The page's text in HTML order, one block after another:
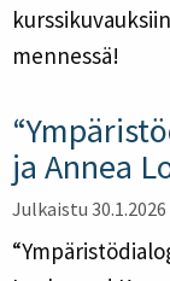
mennessä!
ja Annea
Julkaistu 30.1.2026